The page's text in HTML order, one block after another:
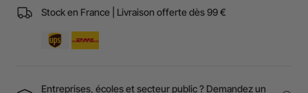
Stock en France | Livraison offerte dès 99 €
Entreprises, écoles et secteur public ? Demandez un